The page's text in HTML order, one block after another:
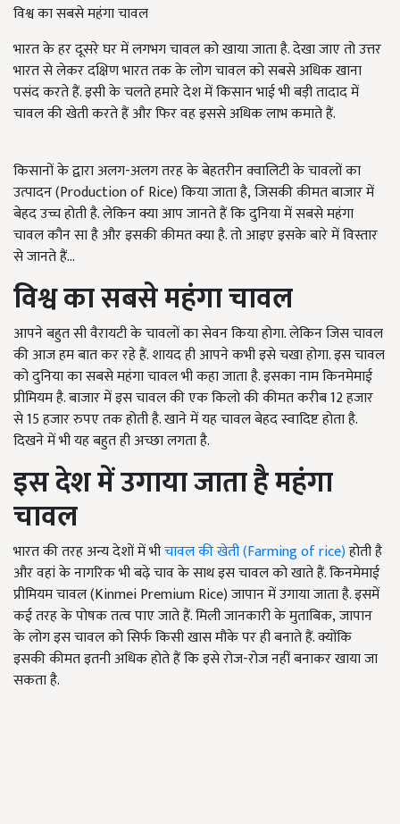
विश्व का सबसे महंगा चावल
भारत के हर दूसरे घर में लगभग चावल को खाया जाता है. देखा जाए तो उत्तर
भारत से लेकर दक्षिण भारत तक के लोग चावल को सबसे अधिक खाना
पसंद करते हैं. इसी के चलते हमारे देश में किसान भाई भी बड़ी तादाद में
चावल की खेती करते हैं और फिर वह इससे अधिक लाभ कमाते हैं.
किसानों के द्वारा अलग-अलग तरह के बेहतरीन क्वालिटी के चावलों का
उत्पादन (Production of Rice)किया जाता है, जिसकी कीमत बाजार में
बेहद उच्च होती है. लेकिन क्या आप जानते हैं कि दुनिया में सबसे महंगा
चावल कौन सा है और इसकी कीमत क्या है. तो आइए इसके बारे में विस्तार
से जानते हैं...
विश्व का सबसे महंगा चावल
आपने बहुत सी वैरायटी के चावलों का सेवन किया होगा. लेकिन जिस चावल
की आज हम बात कर रहे हैं. शायद ही आपने कभी इसे चखा होगा. इस चावल
को दुनिया का सबसे महंगा चावल भी कहा जाता है. इसका नाम किनमेमाई
प्रीमियम है. बाजार में इस चावल की एक किलो की कीमत करीब 12हजार
से15हजार रुपए तक होती है. खाने में यह चावल बेहद स्वादिष्ट होता है.
दिखने में भी यह बहुत ही अच्छा लगता है.
इस देश में उगाया जाता है महंगा
चावल
भारत की तरह अन्य देशों में भीचावल की खेती (Farming of rice)होती है
और वहां के नागरिक भी बढ़े चाव के साथ इस चावल को खाते हैं. किनमेमाई
प्रीमियम चावल (Kinmei Premium Rice)जापान में उगाया जाता है. इसमें
कई तरह के पोषक तत्व पाए जाते हैं. मिली जानकारी के मुताबिक, जापान
के लोग इस चावल को सिर्फ किसी खास मौके पर ही बनाते हैं. क्योंकि
इसकी कीमत इतनी अधिक होते हैं कि इसे रोज-रोज नहीं बनाकर खाया जा
सकता है.